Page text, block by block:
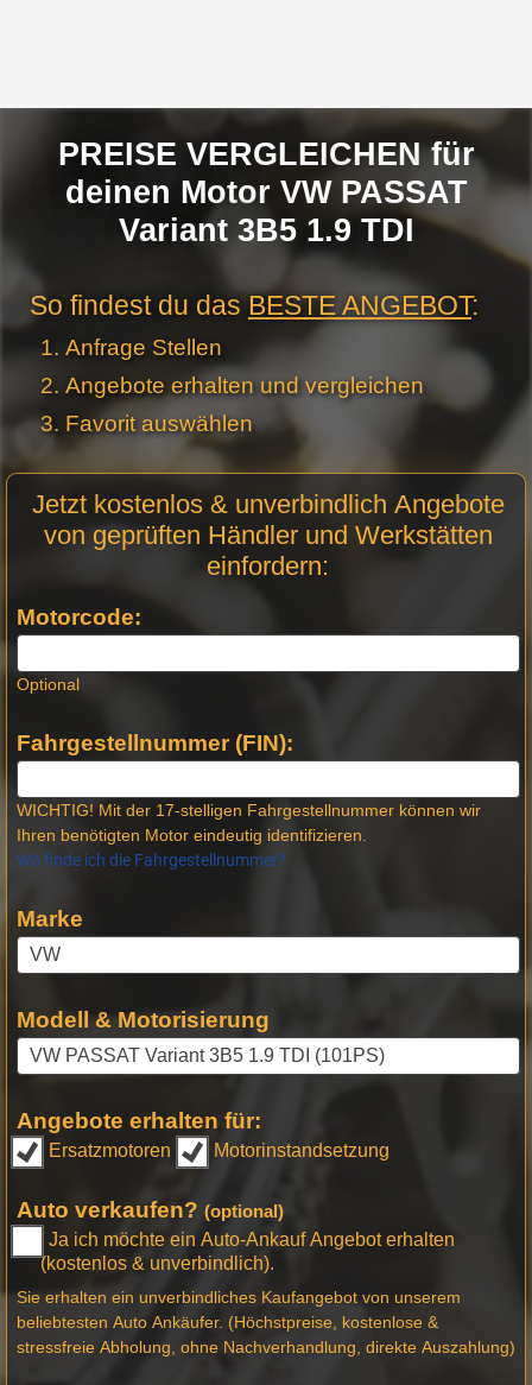
PREISE VERGLEICHEN für
deinen Motor VW PASSAT
Variant 3B5 1.9 TDI
So findest du dasBESTE ANGEBOT:
Anfrage Stellen
Angebote erhalten und vergleichen
Favorit auswählen
Anfrage
Stellen -
Jetzt kostenlos & unverbindlich Angebote
von geprüften Händler und Werkstätten
einfordern:
Motorcode:
Optional
Fahrgestellnummer (FIN):
WICHTIG! Mit der 17-stelligen Fahrgestellnummer können wir
Ihren benötigten Motor eindeutig identifizieren.
Wo finde ich die Fahrgestellnummer?
Marke
Modell & Motorisierung
Angebote erhalten für:
Ersatzmotoren Motorinstandsetzung
Auto verkaufen? (optional)
Ja ich möchte ein Auto-Ankauf Angebot erhalten
(kostenlos & unverbindlich).
Sie erhalten ein unverbindliches Kaufangebot von unserem
beliebtesten Auto Ankäufer. (Höchstpreise, kostenlose &
stressfreie Abholung, ohne Nachverhandlung, direkte Auszahlung)